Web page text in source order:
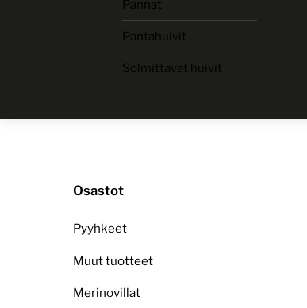
Pannat
Pantahuivit
Solmittavat huivit
Osastot
Pyyhkeet
Muut tuotteet
Merinovillat